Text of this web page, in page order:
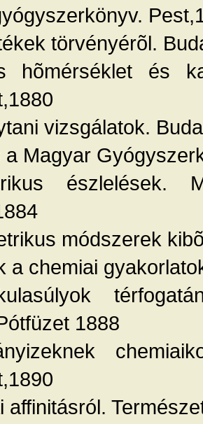
törvényérõl.
hõmérséklet és
vizsgálatok.
a Magyar
észlelések.
módszerek
a chemiai
1888
affinitásról.